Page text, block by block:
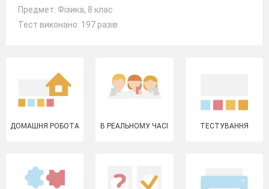
Предмет: Фізика, 8 клас
Тест виконано: 197 разів
ДОМАШНЯ РОБОТА В РЕАЛЬНОМУ ЧАСІ ТЕСТУВАННЯ